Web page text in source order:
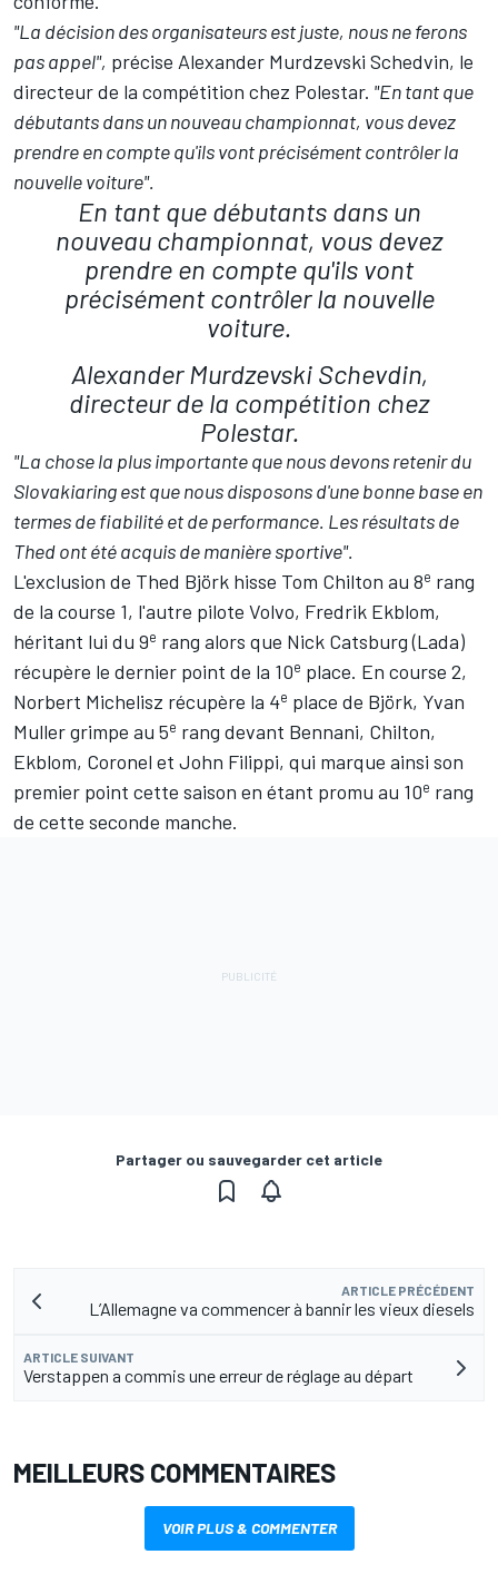
"La décision des organisateurs est juste, nous ne ferons
pas appel", précise Alexander Murdzevski Schedvin, le
directeur de la compétition chez Polestar. "En tant que
débutants dans un nouveau championnat, vous devez
prendre en compte qu'ils vont précisément contrôler la
nouvelle voiture".
En tant que débutants dans un
nouveau championnat, vous devez
prendre en compte qu'ils vont
précisément contrôler la nouvelle
voiture.
Alexander Murdzevski Schevdin,
directeur de la compétition chez
Polestar.
"La chose la plus importante que nous devons retenir du
Slovakiaring est que nous disposons d'une bonne base en
termes de fiabilité et de performance. Les résultats de
Thed ont été acquis de manière sportive".
L'exclusion de Thed Björk hisse Tom Chilton au 8e rang
de la course 1, l'autre pilote Volvo, Fredrik Ekblom,
héritant lui du 9e rang alors que Nick Catsburg (Lada)
récupère le dernier point de la 10e place. En course 2,
Norbert Michelisz récupère la 4e place de Björk, Yvan
Muller grimpe au 5e rang devant Bennani, Chilton,
Ekblom, Coronel et John Filippi, qui marque ainsi son
premier point cette saison en étant promu au 10e rang
de cette seconde manche.
Partager ou sauvegarder cet article
ARTICLE PRÉCÉDENT
L’Allemagne va commencer à bannir les vieux diesels
ARTICLE SUIVANT
Verstappen a commis une erreur de réglage au départ
MEILLEURS COMMENTAIRES
VOIR PLUS & COMMENTER